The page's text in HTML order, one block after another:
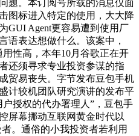
题。本订阅号所载的消息仅面
图标进入特定的使用，大大降
GUI Agent更容易遭到使用厂
语表达想做什么。该案中，
性高，本年10月谷歌正在开
还须寻求专业投资参谋的指
贸易丧失。字节发布豆包手机
计较机团队研究演讲的发布平
户授权的代办署理人”，豆包手
屏幕挪动互联网黄金时代以
。通俗的小我投资者若利用